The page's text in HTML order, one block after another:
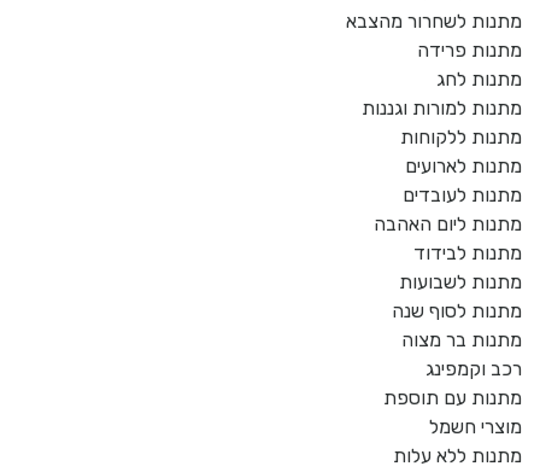
מתנות לשחרור מהצבא
מתנות פרידה
מתנות לחג
מתנות למורות וגננות
מתנות ללקוחות
מתנות לארועים
מתנות לעובדים
מתנות ליום האהבה
מתנות לבידוד
מתנות לשבועות
מתנות לסוף שנה
מתנות בר מצוה
רכב וקמפינג
מתנות עם תוספת
מוצרי חשמל
מתנות ללא עלות